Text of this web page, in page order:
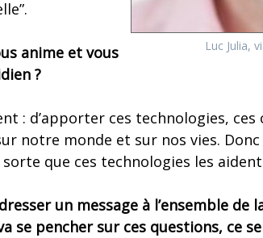
Luc Julia,
anime et vous
?
: d’apporter ces technologies,
notre monde et sur nos vies.
que ces technologies les
un message à l’ensemble
se pencher sur ces questions, ce